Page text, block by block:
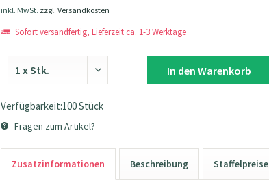
inkl. MwSt. zzgl. Versandkosten
Sofort versandfertig, Lieferzeit ca. 1-3 Werktage
In den Warenkorb
Verfügbarkeit:100 Stück
Fragen zum Artikel?
Zusatzinformationen Beschreibung Staffelpreise